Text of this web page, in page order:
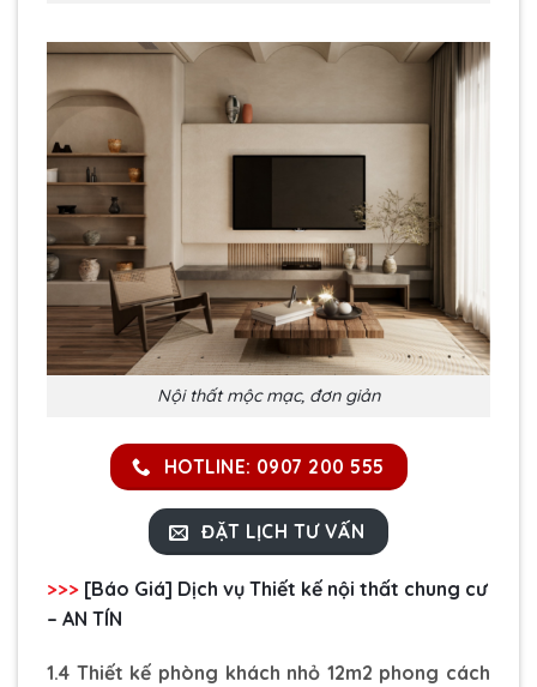
Nội thất mộc mạc, đơn giản
HOTLINE: 0907 200 555
ĐẶT LỊCH TƯ VẤN
>>> [Báo Giá] Dịch vụ Thiết kế nội thất chung cư
– AN TÍN
1.4 Thiết kế phòng khách nhỏ 12m2 phong cách